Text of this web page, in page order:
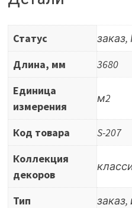
Статус
Длина, мм
3680
Единица
измерения
м2
Код товара
S-207
Коллекция
декоров
Тип